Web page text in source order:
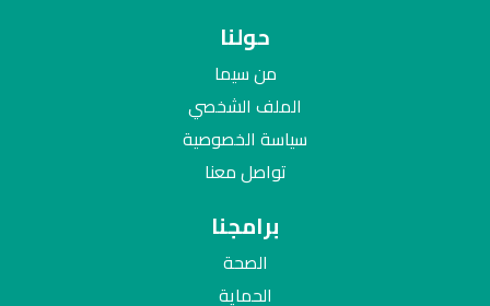
حولنا
من سيما
الملف الشخصي
سياسة الخصوصية
تواصل معنا
برامجنا
الصحة
الحماية